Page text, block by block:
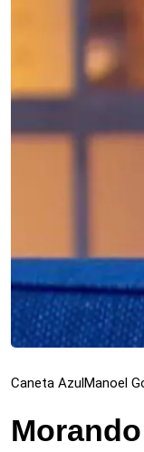
Caneta AzulManoel